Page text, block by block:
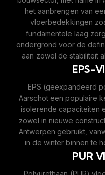
het aanbrengen van
vloerbedekkingen
fundamentele laag
ondergrond voor de
aan zowel de stabiliteit
EPS-
EPS (geëxpandeerd
Aarschot een populaire
isolerende capaciteiten
zowel in nieuwe
Antwerpen gebruikt,
in de winter binnen te
PUR